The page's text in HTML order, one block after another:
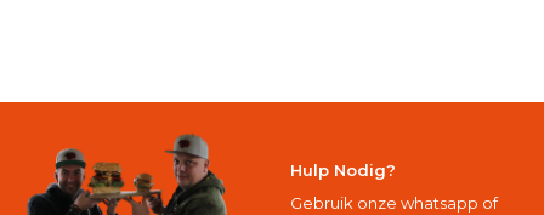
Hulp Nodig?
Gebruik onze whatsapp of